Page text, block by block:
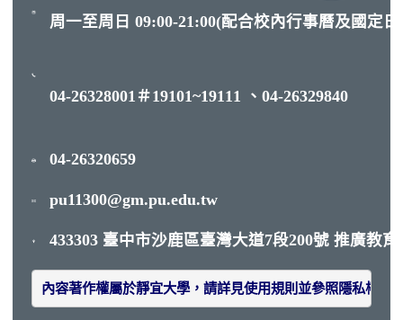
周一至周日 09:00-21:00(配合校內行事曆及國定
04-26328001＃19101~19111 、04-26329840
04-26320659
pu11300@gm.pu.edu.tw
433303 臺中市沙鹿區臺灣大道7段200號 推廣教育
內容著作權屬於靜宜大學，請詳見使用規則 並參照隱私權聲